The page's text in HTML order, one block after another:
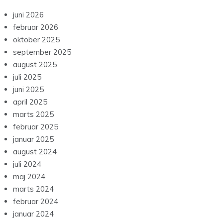
juni 2026
februar 2026
oktober 2025
september 2025
august 2025
juli 2025
juni 2025
april 2025
marts 2025
februar 2025
januar 2025
august 2024
juli 2024
maj 2024
marts 2024
februar 2024
januar 2024